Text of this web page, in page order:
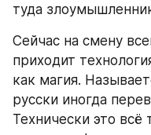
туда
Сейчас на смену
приходит
как магия.
русски иногда
Технически это